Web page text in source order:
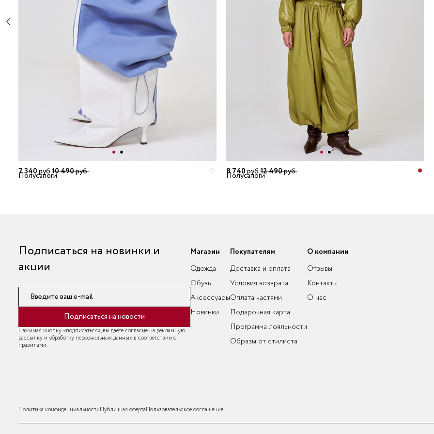
7 340руб.10 490руб.
Полусапоги 8 740руб.12 490руб.
Полусапоги
Подписаться на новинки и
акции
Введите ваш e-mail
Подписаться на новости
Нажимая кнопку «подписаться», вы даёте согласие на рекламную
рассылку и обработку персональных данных в соответствии с
правилами.
Магазин
Одежда
Обувь
Аксессуары
Новинки
Покупателям
Доставка и оплата
Условия возврата
Оплата частями
Подарочная карта
Программа лояльности
Образы от стилиста
О компании
Отзывы
Контакты
О нас
Политика конфиденциальностиПубличная офертаПользовательское соглашение